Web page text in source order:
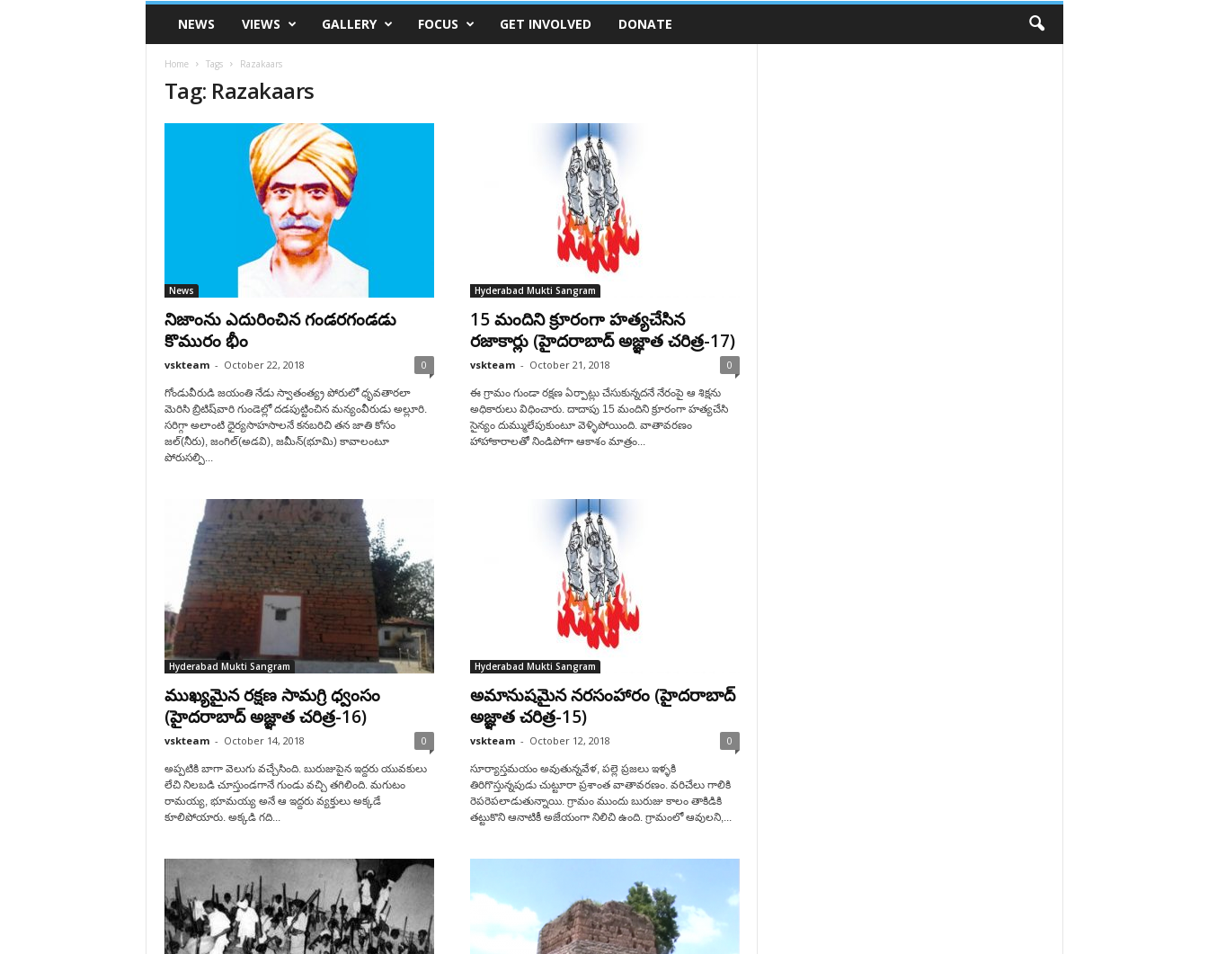
VSK
TelanganaNEWS VIEWS GALLERY FOCUS GET INVOLVED DONATE
Home Tags Razakaars
Tag: Razakaars
News
నిజాంను ఎదురించిన గండరగండడు
కొమురం భీం
vskteam - October 22, 2018 0
గోండువీరుడి జయంతి నేడు స్వాతంత్య్ర పోరులో ధృవతారలా
మెరిసి బ్రిటిష్‌వారి గుండెల్లో దడపుట్టించిన మన్యంవీరుడు అల్లూరి.
సరిగ్గా అలాంటి ధైర్యసాహసాలనే కనబరిచి తన జాతి కోసం
జల్(నీరు), జంగిల్(అడవి), జమీన్(భూమి) కావాలంటూ
పోరుసల్పి...
Hyderabad Mukti Sangram
15 మందిని క్రూరంగా హత్యచేసిన
రజాకార్లు (హైదరాబాద్ అజ్ఞాత చరిత్ర-17)
vskteam - October 21, 2018 0
ఈ గ్రామం గుండా రక్షణ ఏర్పాట్లు చేసుకున్నదనే నేరంపై ఆ శిక్షను
అధికారులు విధించారు. దాదాపు 15 మందిని క్రూరంగా హత్యచేసి
సైన్యం దుమ్ములేపుకుంటూ వెళ్ళిపోయింది. వాతావరణం
హాహాకారాలతో నిండిపోగా ఆకాశం మాత్రం...
Hyderabad Mukti Sangram
ముఖ్యమైన రక్షణ సామగ్రి ధ్వంసం
(హైదరాబాద్ అజ్ఞాత చరిత్ర-16)
vskteam - October 14, 2018 0
అప్పటికి బాగా వెలుగు వచ్చేసింది. బురుజుపైన ఇద్దరు యువకులు
లేచి నిలబడి చూస్తుండగానే గుండు వచ్చి తగిలింది. మగుటం
రామయ్య, భూమయ్య అనే ఆ ఇద్దరు వ్యక్తులు అక్కడే
కూలిపోయారు. అక్కడి గది...
Hyderabad Mukti Sangram
అమానుషమైన నరసంహారం (హైదరాబాద్
అజ్ఞాత చరిత్ర-15)
vskteam - October 12, 2018 0
సూర్యాస్తమయం అవుతున్నవేళ, పల్లె ప్రజలు ఇళ్ళకి
తిరిగొస్తున్నపుడు చుట్టూరా ప్రశాంత వాతావరణం. వరిచేలు గాలికి
రెపరెపలాడుతున్నాయి. గ్రామం ముందు బురుజు కాలం తాకిడికి
తట్టుకొని ఆనాటికీ అజేయంగా నిలిచి ఉంది. గ్రామంలో ఆవులని,...